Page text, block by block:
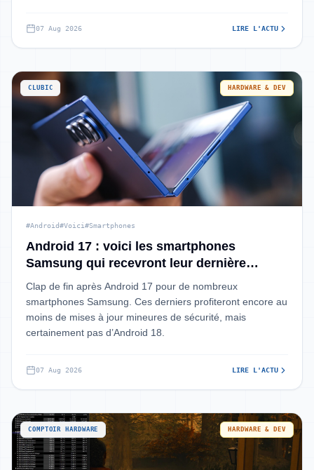
07 Aug 2026 LIRE L'ACTU
CLUBIC HARDWARE & DEV
#Android#Voici#Smartphones
Android 17 : voici les smartphones
Samsung qui recevront leur dernière
grande mise à jour
Clap de fin après Android 17 pour de nombreux
smartphones Samsung. Ces derniers profiteront encore au
moins de mises à jour mineures de sécurité, mais
certainement pas d’Android 18.
07 Aug 2026 LIRE L'ACTU
COMPTOIR HARDWARE HARDWARE & DEV